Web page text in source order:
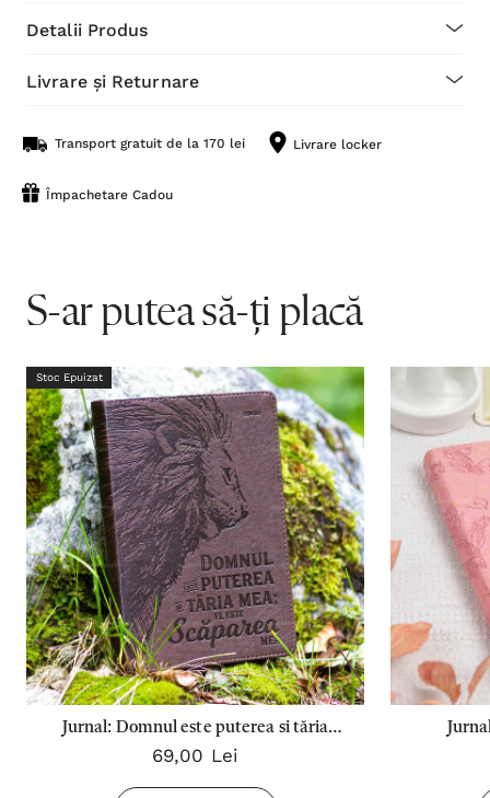
Detalii Produs
Livrare și Returnare
Transport gratuit de la 170 lei Livrare locker
Împachetare Cadou
S-ar putea să-ți placă
Stoc Epuizat
Jurnal: Domnul este puterea si tăria
mea: El este scăparea mea
69,00 Lei